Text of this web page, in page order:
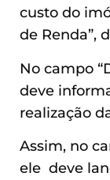
custo do
de Renda”,
No campo
deve
realização
Assim, no
ele deve